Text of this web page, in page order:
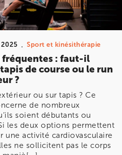
Sport et kinésithérapie
fréquentes : faut-il
de course ou le run
?
ou sur tapis ? Ce
de nombreux
soient débutants ou
les deux options permettent
une activité cardiovasculaire
ne sollicitent pas le corps
75116 Paris
33